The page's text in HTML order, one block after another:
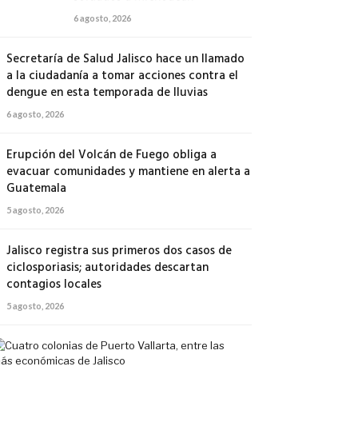
6 agosto, 2026
Secretaría de Salud Jalisco hace un llamado
a la ciudadanía a tomar acciones contra el
dengue en esta temporada de lluvias
6 agosto, 2026
Erupción del Volcán de Fuego obliga a
evacuar comunidades y mantiene en alerta a
Guatemala
5 agosto, 2026
Jalisco registra sus primeros dos casos de
ciclosporiasis; autoridades descartan
contagios locales
5 agosto, 2026